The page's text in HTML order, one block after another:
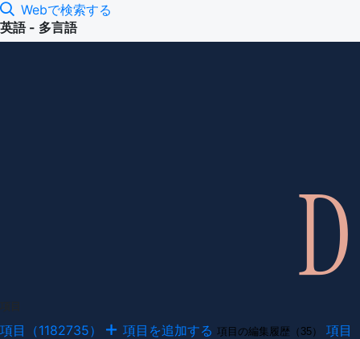
Webで検索する
英語 - 多言語
項目（1182735） 項目を追加する 項目の編集履歴（35）
項目